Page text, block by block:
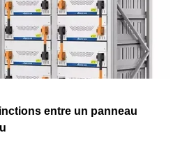
entre un panneau